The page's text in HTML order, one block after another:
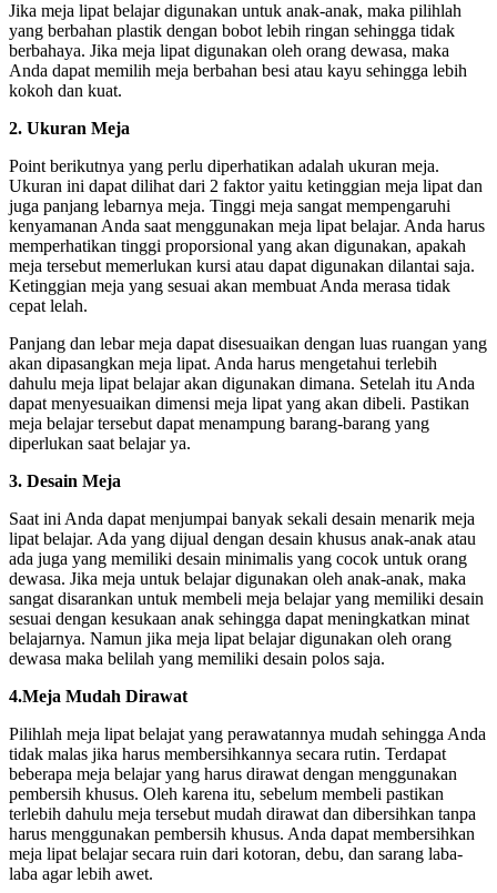
Jika meja lipat belajar digunakan untuk anak-anak, maka pilihlah
yang berbahan plastik dengan bobot lebih ringan sehingga tidak
berbahaya. Jika meja lipat digunakan oleh orang dewasa, maka
Anda dapat memilih meja berbahan besi atau kayu sehingga lebih
kokoh dan kuat.
2. Ukuran Meja
Point berikutnya yang perlu diperhatikan adalah ukuran meja.
Ukuran ini dapat dilihat dari 2 faktor yaitu ketinggian meja lipat dan
juga panjang lebarnya meja. Tinggi meja sangat mempengaruhi
kenyamanan Anda saat menggunakan meja lipat belajar. Anda harus
memperhatikan tinggi proporsional yang akan digunakan, apakah
meja tersebut memerlukan kursi atau dapat digunakan dilantai saja.
Ketinggian meja yang sesuai akan membuat Anda merasa tidak
cepat lelah.
Panjang dan lebar meja dapat disesuaikan dengan luas ruangan yang
akan dipasangkan meja lipat. Anda harus mengetahui terlebih
dahulu meja lipat belajar akan digunakan dimana. Setelah itu Anda
dapat menyesuaikan dimensi meja lipat yang akan dibeli. Pastikan
meja belajar tersebut dapat menampung barang-barang yang
diperlukan saat belajar ya.
3. Desain Meja
Saat ini Anda dapat menjumpai banyak sekali desain menarik meja
lipat belajar. Ada yang dijual dengan desain khusus anak-anak atau
ada juga yang memiliki desain minimalis yang cocok untuk orang
dewasa. Jika meja untuk belajar digunakan oleh anak-anak, maka
sangat disarankan untuk membeli meja belajar yang memiliki desain
sesuai dengan kesukaan anak sehingga dapat meningkatkan minat
belajarnya. Namun jika meja lipat belajar digunakan oleh orang
dewasa maka belilah yang memiliki desain polos saja.
4.Meja Mudah Dirawat
Pilihlah meja lipat belajat yang perawatannya mudah sehingga Anda
tidak malas jika harus membersihkannya secara rutin. Terdapat
beberapa meja belajar yang harus dirawat dengan menggunakan
pembersih khusus. Oleh karena itu, sebelum membeli pastikan
terlebih dahulu meja tersebut mudah dirawat dan dibersihkan tanpa
harus menggunakan pembersih khusus. Anda dapat membersihkan
meja lipat belajar secara ruin dari kotoran, debu, dan sarang laba-
laba agar lebih awet.